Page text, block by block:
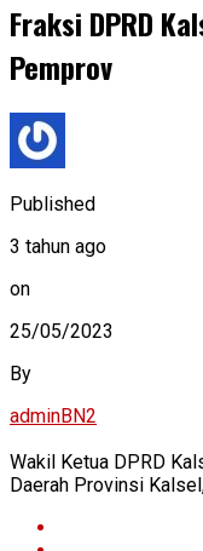
Fraksi DPRD
Pemprov
Published
3 tahun ago
on
25/05/2023
By
adminBN2
Wakil Ketua DPRD
Daerah Provinsi